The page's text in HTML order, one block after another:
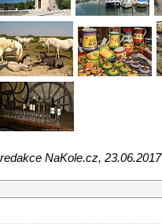
redakce NaKole.cz, 23.06.2017